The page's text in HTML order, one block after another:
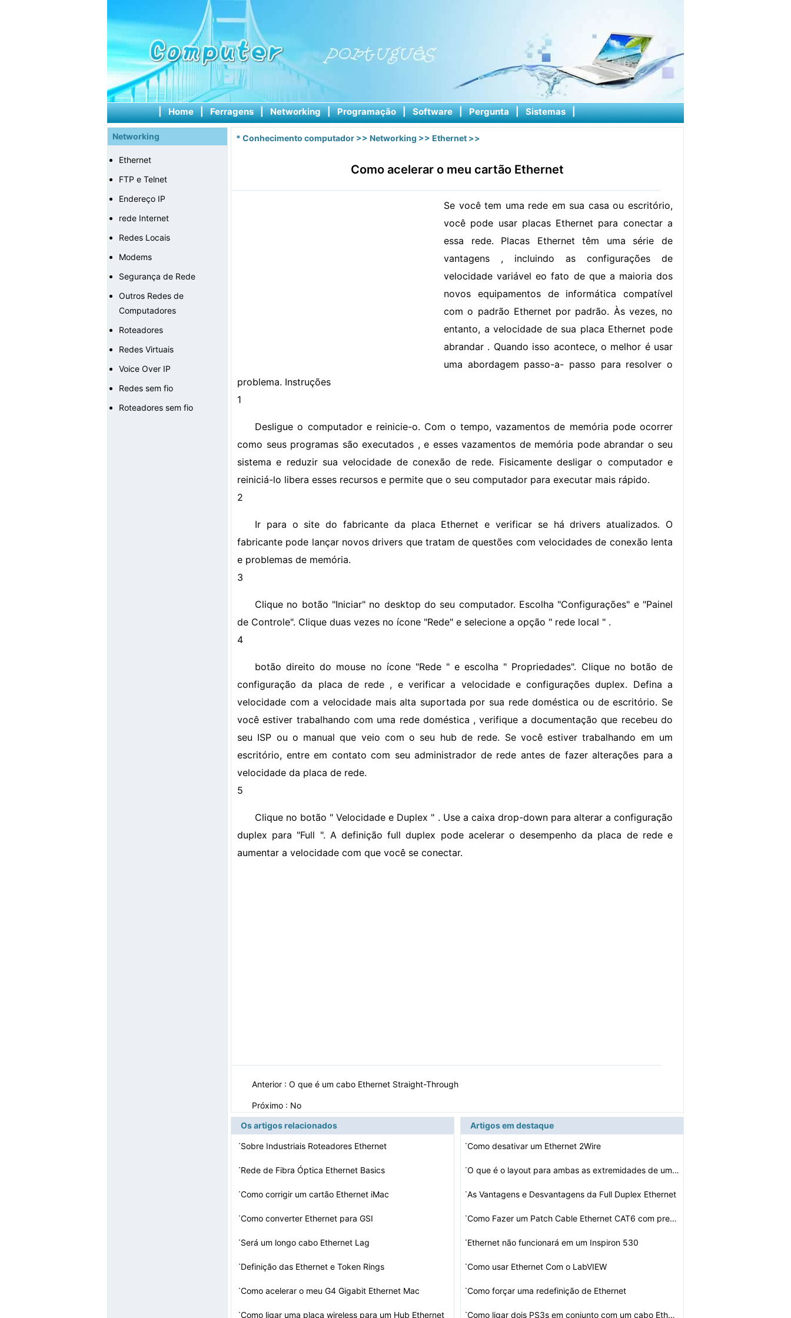
| Home | Ferragens | Networking | Programação | Software | Pergunta | Sistemas |
Networking
Ethernet
FTP e Telnet
Endereço IP
rede Internet
Redes Locais
Modems
Segurança de Rede
Outros Redes de
Computadores
Roteadores
Redes Virtuais
Voice Over IP
Redes sem fio
Roteadores sem fio
* Conhecimento computador >> Networking >> Ethernet >>
Como acelerar o meu cartão Ethernet
Se você tem uma rede em sua casa ou escritório,
você pode usar placas Ethernet para conectar a
essa rede. Placas Ethernet têm uma série de
vantagens , incluindo as configurações de
velocidade variável eo fato de que a maioria dos
novos equipamentos de informática compatível
com o padrão Ethernet por padrão. Às vezes, no
entanto, a velocidade de sua placa Ethernet pode
abrandar . Quando isso acontece, o melhor é usar
uma abordagem passo-a- passo para resolver o
problema. Instruções
1
Desligue o computador e reinicie-o. Com o tempo, vazamentos de memória pode ocorrer
como seus programas são executados , e esses vazamentos de memória pode abrandar o seu
sistema e reduzir sua velocidade de conexão de rede. Fisicamente desligar o computador e
reiniciá-lo libera esses recursos e permite que o seu computador para executar mais rápido.
2
Ir para o site do fabricante da placa Ethernet e verificar se há drivers atualizados. O
fabricante pode lançar novos drivers que tratam de questões com velocidades de conexão lenta
e problemas de memória.
3
Clique no botão "Iniciar" no desktop do seu computador. Escolha "Configurações" e "Painel
de Controle". Clique duas vezes no ícone "Rede" e selecione a opção " rede local " .
4
botão direito do mouse no ícone "Rede " e escolha " Propriedades". Clique no botão de
configuração da placa de rede , e verificar a velocidade e configurações duplex. Defina a
velocidade com a velocidade mais alta suportada por sua rede doméstica ou de escritório. Se
você estiver trabalhando com uma rede doméstica , verifique a documentação que recebeu do
seu ISP ou o manual que veio com o seu hub de rede. Se você estiver trabalhando em um
escritório, entre em contato com seu administrador de rede antes de fazer alterações para a
velocidade da placa de rede.
5
Clique no botão " Velocidade e Duplex " . Use a caixa drop-down para alterar a configuração
duplex para "Full ". A definição full duplex pode acelerar o desempenho da placa de rede e
aumentar a velocidade com que você se conectar.
Anterior : O que é um cabo Ethernet Straight-Through
Próximo : No
Os artigos relacionados
·Sobre Industriais Roteadores Ethernet
·Rede de Fibra Óptica Ethernet Basics
·Como corrigir um cartão Ethernet iMac
·Como converter Ethernet para GSI
·Será um longo cabo Ethernet Lag
·Definição das Ethernet e Token Rings
·Como acelerar o meu G4 Gigabit Ethernet Mac
·Como ligar uma placa wireless para um Hub Ethernet
Artigos em destaque
·Como desativar um Ethernet 2Wire
· O que é o layout para ambas as extremidades de um cabo…
·As Vantagens e Desvantagens da Full Duplex Ethernet
· Como Fazer um Patch Cable Ethernet CAT6 com preto, verm…
·Ethernet não funcionará em um Inspiron 530
·Como usar Ethernet Com o LabVIEW
·Como forçar uma redefinição de Ethernet
· Como ligar dois PS3s em conjunto com um cabo Ethernet